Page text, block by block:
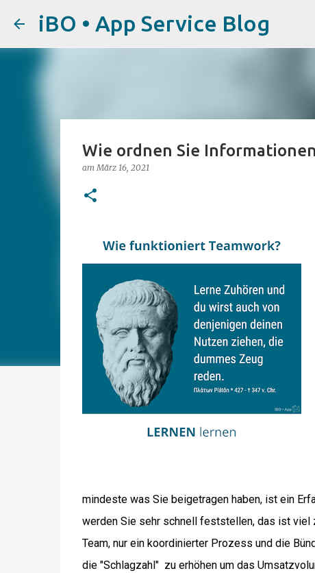
iBO • App Service Blog
Wie ordnen Sie
amMärz 16, 2021
mindeste was Sie beigetragen haben, ist ein
werden Sie sehr schnell feststellen, das ist viel
Team, nur ein koordinierter Prozess und die
die "Schlagzahl" zu erhöhen um das